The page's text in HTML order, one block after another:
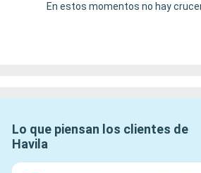
En estos momentos no hay
Lo que piensan los clientes de
Havila